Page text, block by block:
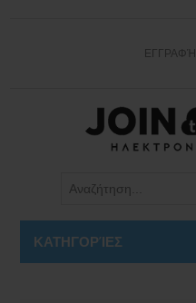
ΕΓΓΡΑΦΉ
ΚΑΤΗΓΟΡΊΕΣ